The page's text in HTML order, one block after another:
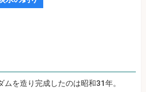
を造り完成したのは昭和31年。